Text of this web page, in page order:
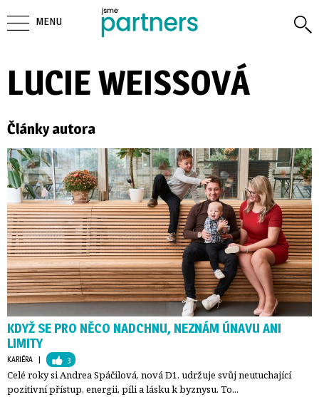
LUCIE WEISSOVÁ
Články autora
KDYŽ SE PRO NĚCO NADCHNU, NEZNÁM ÚNAVU ANI
LIMITY
KARIÉRA | 3
Celé roky si Andrea Spáčilová, nová D1, udržuje svůj neutuchající
pozitivní přístup, energii, píli a lásku k byznysu. To...
MENU